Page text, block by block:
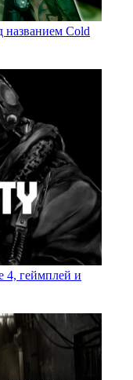
названием Cold
4, геймплей и